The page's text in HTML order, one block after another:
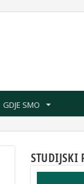
GDJE SMO
STUDIJSKI